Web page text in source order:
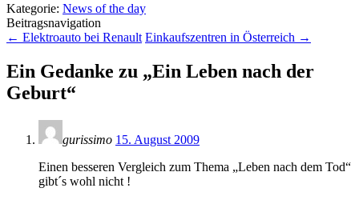
Kategorie: News of the day
Beitragsnavigation
← Elektroauto bei Renault Einkaufszentren in Österreich →
Ein Gedanke zu „Ein Leben nach der
Geburt“
gurissimo 15. August 2009
Einen besseren Vergleich zum Thema „Leben nach dem Tod“
gibt´s wohl nicht !